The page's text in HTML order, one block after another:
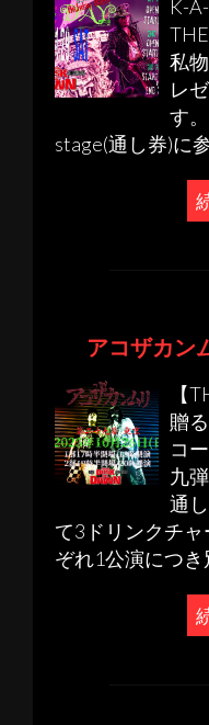
K-
私
レ
す
stage(通し券)に
アコザカン
【
贈
コ
九
通
て3ドリンクチ
ぞれ1公演につ